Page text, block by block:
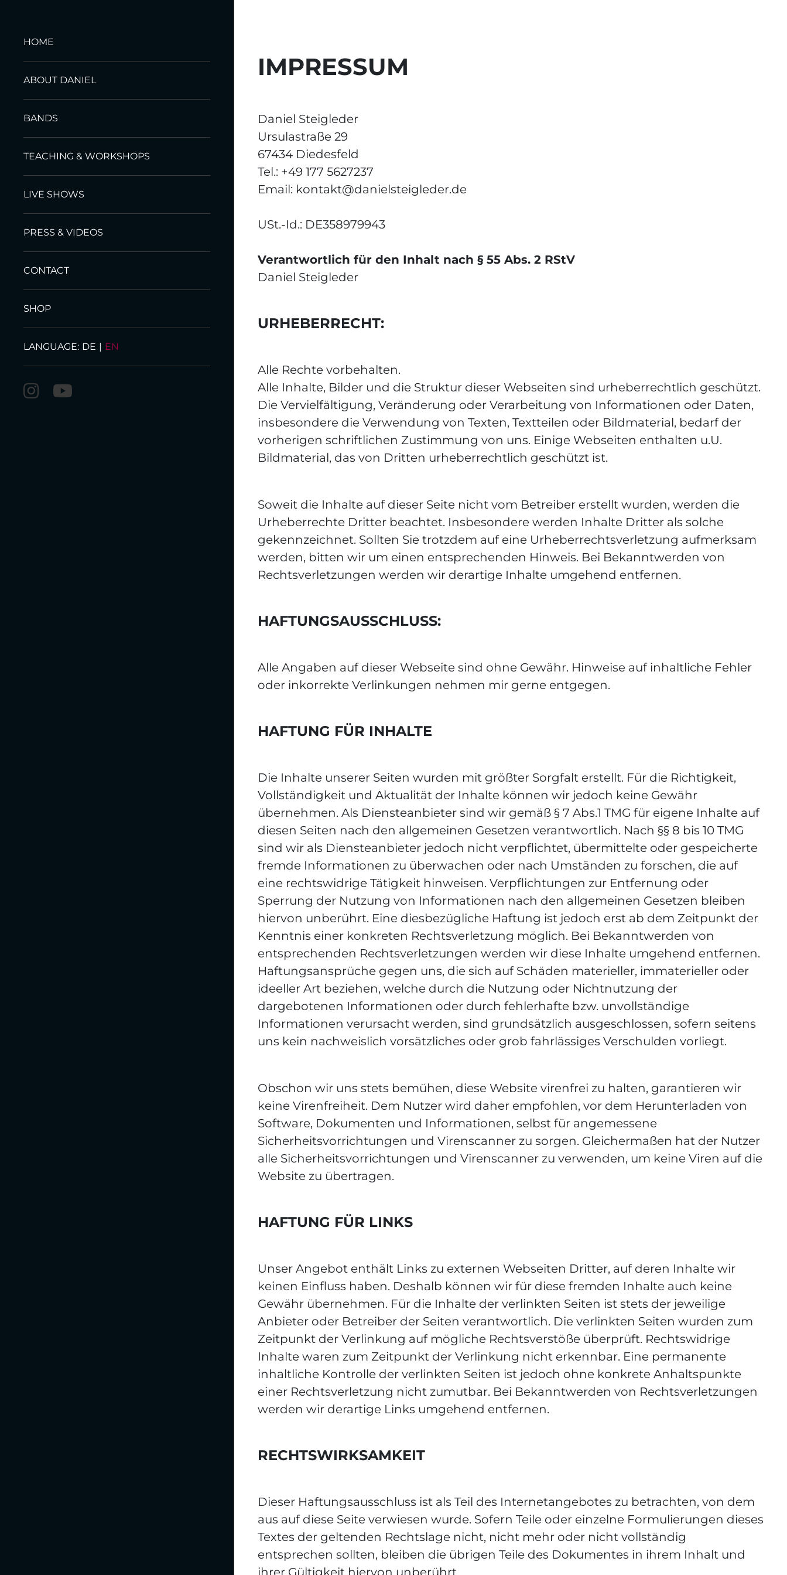
HOME
ABOUT DANIEL
BANDS
TEACHING & WORKSHOPS
LIVE SHOWS
PRESS & VIDEOS
CONTACT
SHOP
LANGUAGE: DE | EN
IMPRESSUM
Daniel Steigleder
Ursulastraße 29
67434 Diedesfeld
Tel.: +49 177 5627237
Email: kontakt@danielsteigleder.de
USt.-Id.: DE358979943
Verantwortlich für den Inhalt nach § 55 Abs. 2 RStV
Daniel Steigleder
URHEBERRECHT:
Alle Rechte vorbehalten.
Alle Inhalte, Bilder und die Struktur dieser Webseiten sind urheberrechtlich geschützt.
Die Vervielfältigung, Veränderung oder Verarbeitung von Informationen oder Daten,
insbesondere die Verwendung von Texten, Textteilen oder Bildmaterial, bedarf der
vorherigen schriftlichen Zustimmung von uns. Einige Webseiten enthalten u.U.
Bildmaterial, das von Dritten urheberrechtlich geschützt ist.
Soweit die Inhalte auf dieser Seite nicht vom Betreiber erstellt wurden, werden die
Urheberrechte Dritter beachtet. Insbesondere werden Inhalte Dritter als solche
gekennzeichnet. Sollten Sie trotzdem auf eine Urheberrechtsverletzung aufmerksam
werden, bitten wir um einen entsprechenden Hinweis. Bei Bekanntwerden von
Rechtsverletzungen werden wir derartige Inhalte umgehend entfernen.
HAFTUNGSAUSSCHLUSS:
Alle Angaben auf dieser Webseite sind ohne Gewähr. Hinweise auf inhaltliche Fehler
oder inkorrekte Verlinkungen nehmen mir gerne entgegen.
HAFTUNG FÜR INHALTE
Die Inhalte unserer Seiten wurden mit größter Sorgfalt erstellt. Für die Richtigkeit,
Vollständigkeit und Aktualität der Inhalte können wir jedoch keine Gewähr
übernehmen. Als Diensteanbieter sind wir gemäß § 7 Abs.1 TMG für eigene Inhalte auf
diesen Seiten nach den allgemeinen Gesetzen verantwortlich. Nach §§ 8 bis 10 TMG
sind wir als Diensteanbieter jedoch nicht verpflichtet, übermittelte oder gespeicherte
fremde Informationen zu überwachen oder nach Umständen zu forschen, die auf
eine rechtswidrige Tätigkeit hinweisen. Verpflichtungen zur Entfernung oder
Sperrung der Nutzung von Informationen nach den allgemeinen Gesetzen bleiben
hiervon unberührt. Eine diesbezügliche Haftung ist jedoch erst ab dem Zeitpunkt der
Kenntnis einer konkreten Rechtsverletzung möglich. Bei Bekanntwerden von
entsprechenden Rechtsverletzungen werden wir diese Inhalte umgehend entfernen.
Haftungsansprüche gegen uns, die sich auf Schäden materieller, immaterieller oder
ideeller Art beziehen, welche durch die Nutzung oder Nichtnutzung der
dargebotenen Informationen oder durch fehlerhafte bzw. unvollständige
Informationen verursacht werden, sind grundsätzlich ausgeschlossen, sofern seitens
uns kein nachweislich vorsätzliches oder grob fahrlässiges Verschulden vorliegt.
Obschon wir uns stets bemühen, diese Website virenfrei zu halten, garantieren wir
keine Virenfreiheit. Dem Nutzer wird daher empfohlen, vor dem Herunterladen von
Software, Dokumenten und Informationen, selbst für angemessene
Sicherheitsvorrichtungen und Virenscanner zu sorgen. Gleichermaßen hat der Nutzer
alle Sicherheitsvorrichtungen und Virenscanner zu verwenden, um keine Viren auf die
Website zu übertragen.
HAFTUNG FÜR LINKS
Unser Angebot enthält Links zu externen Webseiten Dritter, auf deren Inhalte wir
keinen Einfluss haben. Deshalb können wir für diese fremden Inhalte auch keine
Gewähr übernehmen. Für die Inhalte der verlinkten Seiten ist stets der jeweilige
Anbieter oder Betreiber der Seiten verantwortlich. Die verlinkten Seiten wurden zum
Zeitpunkt der Verlinkung auf mögliche Rechtsverstöße überprüft. Rechtswidrige
Inhalte waren zum Zeitpunkt der Verlinkung nicht erkennbar. Eine permanente
inhaltliche Kontrolle der verlinkten Seiten ist jedoch ohne konkrete Anhaltspunkte
einer Rechtsverletzung nicht zumutbar. Bei Bekanntwerden von Rechtsverletzungen
werden wir derartige Links umgehend entfernen.
RECHTSWIRKSAMKEIT
Dieser Haftungsausschluss ist als Teil des Internetangebotes zu betrachten, von dem
aus auf diese Seite verwiesen wurde. Sofern Teile oder einzelne Formulierungen dieses
Textes der geltenden Rechtslage nicht, nicht mehr oder nicht vollständig
entsprechen sollten, bleiben die übrigen Teile des Dokumentes in ihrem Inhalt und
ihrer Gültigkeit hiervon unberührt.